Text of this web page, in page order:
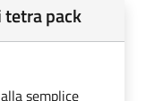
pack
semplice